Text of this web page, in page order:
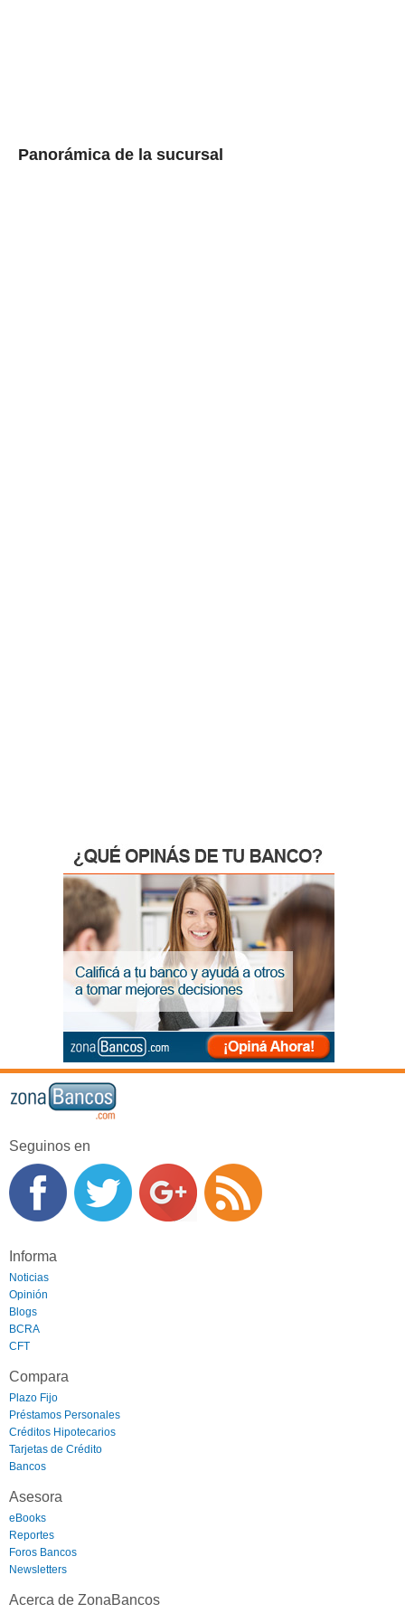
Panorámica de la sucursal
Seguinos en
Informa
Noticias
Opinión
Blogs
BCRA
CFT
Compara
Plazo Fijo
Préstamos Personales
Créditos Hipotecarios
Tarjetas de Crédito
Bancos
Asesora
eBooks
Reportes
Foros Bancos
Newsletters
Acerca de ZonaBancos